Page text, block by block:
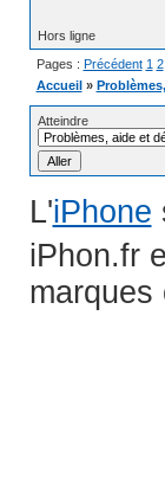
Hors ligne
Pages : Précédent 1 2
Accueil »
Atteindre
L'iPhone
iPhon.fr